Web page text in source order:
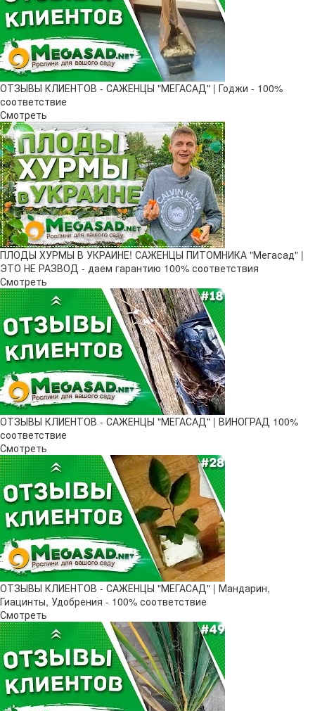
ОТЗЫВЫ КЛИЕНТОВ - САЖЕНЦЫ "МЕГАСАД" | Годжи - 100%
соответствие
Смотреть
ПЛОДЫ ХУРМЫ В УКРАИНЕ! САЖЕНЦЫ ПИТОМНИКА "Мегасад" |
ЭТО НЕ РАЗВОД - даем гарантию 100% соответствия
Смотреть
ОТЗЫВЫ КЛИЕНТОВ - САЖЕНЦЫ "МЕГАСАД" | ВИНОГРАД 100%
соответствие
Смотреть
ОТЗЫВЫ КЛИЕНТОВ - САЖЕНЦЫ "МЕГАСАД" | Мандарин,
Гиацинты, Удобрения - 100% соответствие
Смотреть